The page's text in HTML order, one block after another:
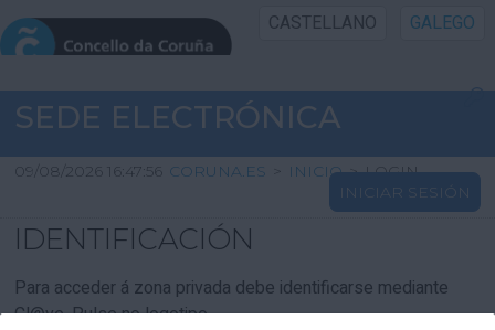
CASTELLANO GALEGO
INICIO SEDE
INICIO
INFORMACIÓN PÚBLICA
CARTAFOL CIDADÁN
SEDE ELECTRÓNICA
09/08/2026 16:47:56 CORUNA.ES > INICIO > LOGIN
INICIAR SESIÓN
IDENTIFICACIÓN
Para acceder á zona privada debe identificarse mediante
Cl@ve. Pulse no logotipo